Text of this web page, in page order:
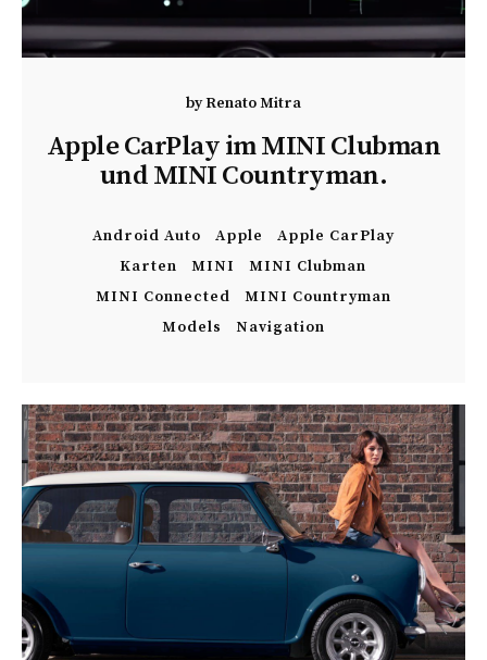
byRenato Mitra
Apple CarPlay im MINI Clubman
und MINI Countryman.
Android Auto Apple
Apple CarPlay
Karten
MINI
MINI Clubman
MINI Connected
MINI Countryman
Models
Navigation